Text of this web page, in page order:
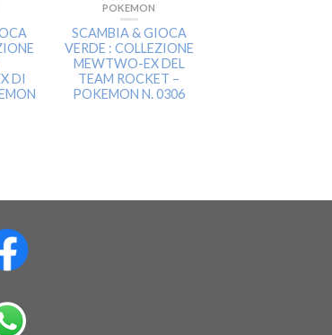
DI
POKEMON
SCAMBIA & GIOCA
VERDE : COLLEZIONE
MEWTWO-EX DEL
TEAM ROCKET –
POKEMON N. 0306